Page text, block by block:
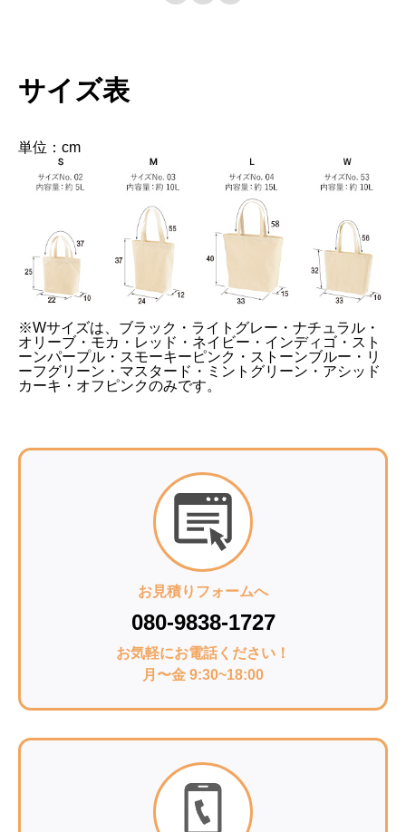
より誤差が生じます。あらかじめご了承くださ
い。
商品特徴：
サイズ表
単位：cm
※Wサイズは、ブラック・ライトグレー・ナチュラル・
オリーブ・モカ・レッド・ネイビー・インディゴ・スト
ーンパープル・スモーキーピンク・ストーンブルー・リ
ーフグリーン・マスタード・ミントグリーン・アシッド
カーキ・オフピンクのみです。
お見積りフォームへ
080-9838-1727
お気軽にお電話ください！
月〜金 9:30~18:00